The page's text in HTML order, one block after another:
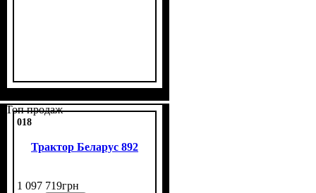
Топ продаж
018
Трактор Беларус 892
1 097 719грн